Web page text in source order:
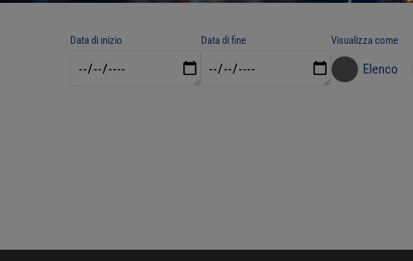
Data di inizio Data di fine Visualizza come
Elenco